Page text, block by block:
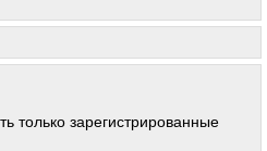
только зарегистрированные